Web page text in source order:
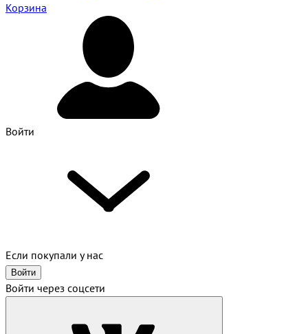
Корзина
Войти
Если покупали у нас
Войти
Войти через соцсети